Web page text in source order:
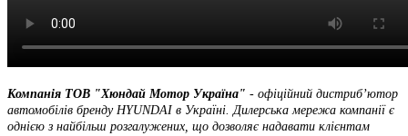
Компанія ТOВ "Хюндай Мотор Україна" - офіційний дистриб’ютор
автомобілів бренду HYUNDAI в Україні. Дилерська мережа компанії є
однією з найбільш розгалужених, що дозволяє надавати клієнтам